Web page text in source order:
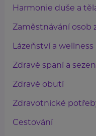
Harmonie duše a
Zaměstnávání osob
Lázeňství a wellness
Zdravé spaní a
Zdravé obutí
Zdravotnické
Cestování